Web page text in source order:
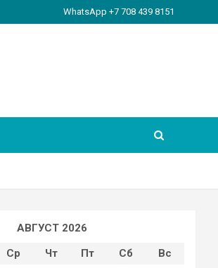
WhatsApp +7 708 439 8151
АВГУСТ 2026
Ср Чт Пт Сб
Вс